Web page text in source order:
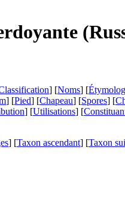
(
] [Noms] [
] [Pied] [Chapeau] [Spores] [
] [Utilisations] [
] [Taxon ascendant] [Taxon